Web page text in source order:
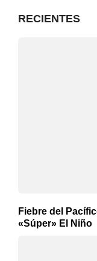
RECIENTES
Fiebre del
«Súper» El Niño